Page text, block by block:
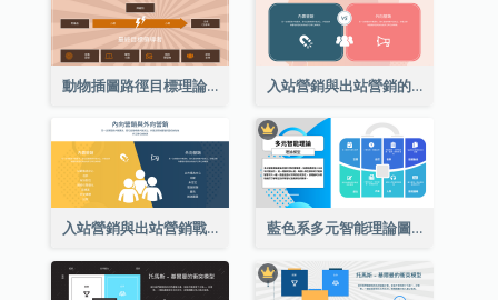
動物插圖路徑目標理論戰略分析 入站營銷與出站營銷的戰略分析
入站營銷與出站營銷戰略分析 藍色系多元智能理論圖表